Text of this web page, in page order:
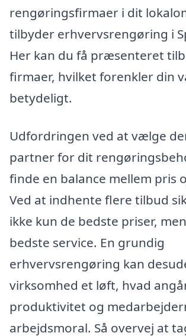
rengøringsfirmaer i dit
tilbyder erhvervsrengøring i
Her kan du få præsenteret
firmaer, hvilket forenkler din
betydeligt.
Udfordringen ved at vælge
partner for dit
finde en balance mellem pris
Ved at indhente flere tilbud
ikke kun de bedste priser,
bedste service. En grundig
erhvervsrengøring kan
virksomhed et løft, hvad
produktivitet og
arbejdsmoral. Så overvej at